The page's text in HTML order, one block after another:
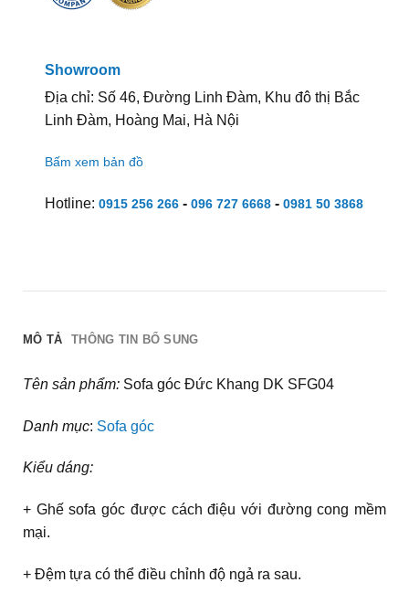
Showroom
Địa chỉ: Số 46, Đường Linh Đàm, Khu đô thị Bắc
Linh Đàm, Hoàng Mai, Hà Nội
Bấm xem bản đồ
Hotline: 0915 256 266- 096 727 6668- 0981 50 3868
MÔ TẢ THÔNG TIN BỔ SUNG
Tên sản phẩm:Sofa góc Đức Khang DK SFG04
Danh mục: Sofa góc
Kiểu dáng:
+ Ghế sofa góc được cách điệu với đường cong mềm
mại.
+ Đệm tựa có thể điều chỉnh độ ngả ra sau.